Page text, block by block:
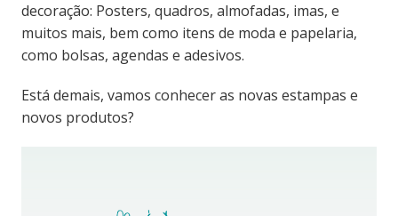
decoração: Posters, quadros, almofadas, imas, e
muitos mais, bem como itens de moda e papelaria,
como bolsas, agendas e adesivos.
Está demais, vamos conhecer as novas estampas e
novos produtos?